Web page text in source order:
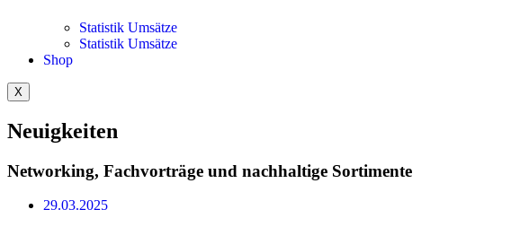
Statistik Umsätze
Statistik Umsätze
Shop
X
Neuigkeiten
Networking, Fachvorträge und nachhaltige Sortimente
29.03.2025